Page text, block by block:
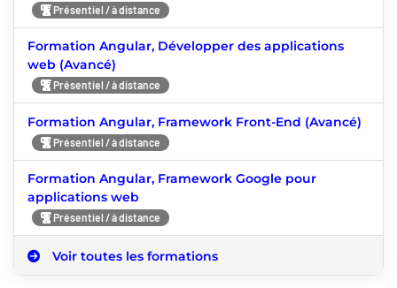
Présentiel / à distance
Formation Angular, Développer des applications
web (Avancé)
Présentiel / à distance
Formation Angular, Framework Front-End (Avancé)
Présentiel / à distance
Formation Angular, Framework Google pour
applications web
Présentiel / à distance
Voir toutes les formations